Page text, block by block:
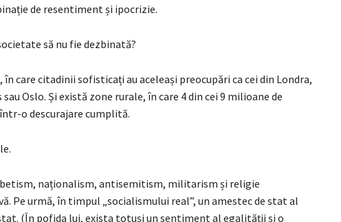
de resentiment și ipocrizie.
să nu fie dezbinată?
în care citadinii sofisticați au aceleași preocupări ca cei din Londra,
Oslo. Și există zone rurale, în care 4 din cei 9 milioane de
o descurajare cumplită.
naționalism, antisemitism, militarism și religie
Pe urmă, în timpul „socialismului real”, un amestec de stat al
(În pofida lui, exista totuși un sentiment al egalității și o